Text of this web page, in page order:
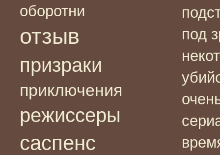
оборотни
отзыв
призраки
приключения
режиссеры
саспенс
под